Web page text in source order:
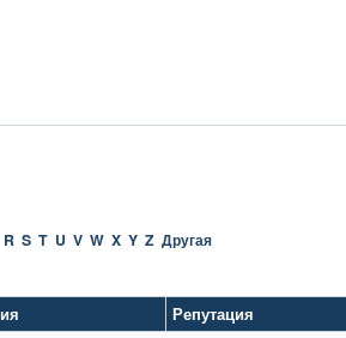
R S T U V W X Y Z Другая
Репутация